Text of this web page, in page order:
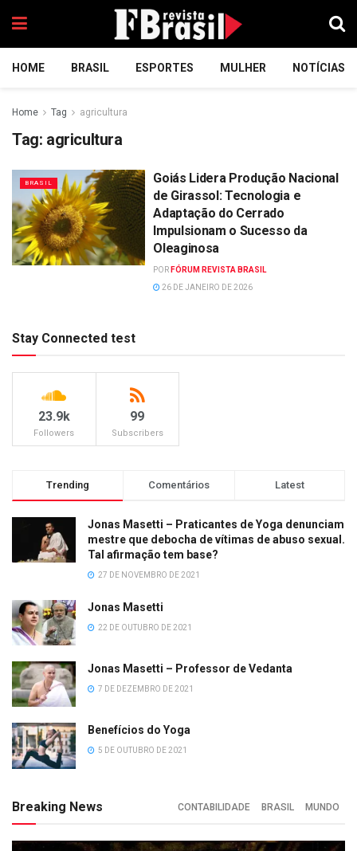
HOME BRASIL ESPORTES MULHER NOTÍCIAS
Home Tag agricultura
Tag: agricultura
BRASIL
Goiás Lidera Produção Nacional
de Girassol: Tecnologia e
Adaptação do Cerrado
Impulsionam o Sucesso da
Oleaginosa
POR FÓRUM REVISTA BRASIL
26 DE JANEIRO DE 2026
Stay Connected test
23.9k
Followers
99
Subscribers
Trending Comentários Latest
Jonas Masetti – Praticantes de Yoga denunciam
mestre que debocha de vítimas de abuso sexual.
Tal afirmação tem base?
27 DE NOVEMBRO DE 2021
Jonas Masetti
22 DE OUTUBRO DE 2021
Jonas Masetti – Professor de Vedanta
7 DE DEZEMBRO DE 2021
Benefícios do Yoga
5 DE OUTUBRO DE 2021
Breaking News CONTABILIDADE BRASIL MUNDO